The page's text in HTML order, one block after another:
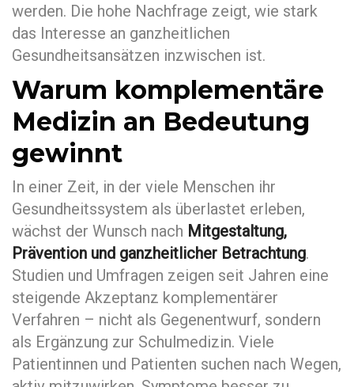
werden. Die hohe Nachfrage zeigt, wie stark
das Interesse an ganzheitlichen
Gesundheitsansätzen inzwischen ist.
Warum komplementäre
Medizin an Bedeutung
gewinnt
In einer Zeit, in der viele Menschen ihr
Gesundheitssystem als überlastet erleben,
wächst der Wunsch nach Mitgestaltung,
Prävention und ganzheitlicher Betrachtung.
Studien und Umfragen zeigen seit Jahren eine
steigende Akzeptanz komplementärer
Verfahren – nicht als Gegenentwurf, sondern
als Ergänzung zur Schulmedizin. Viele
Patientinnen und Patienten suchen nach Wegen,